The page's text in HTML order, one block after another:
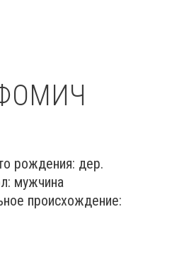
дер.
мужчина
происхождение: